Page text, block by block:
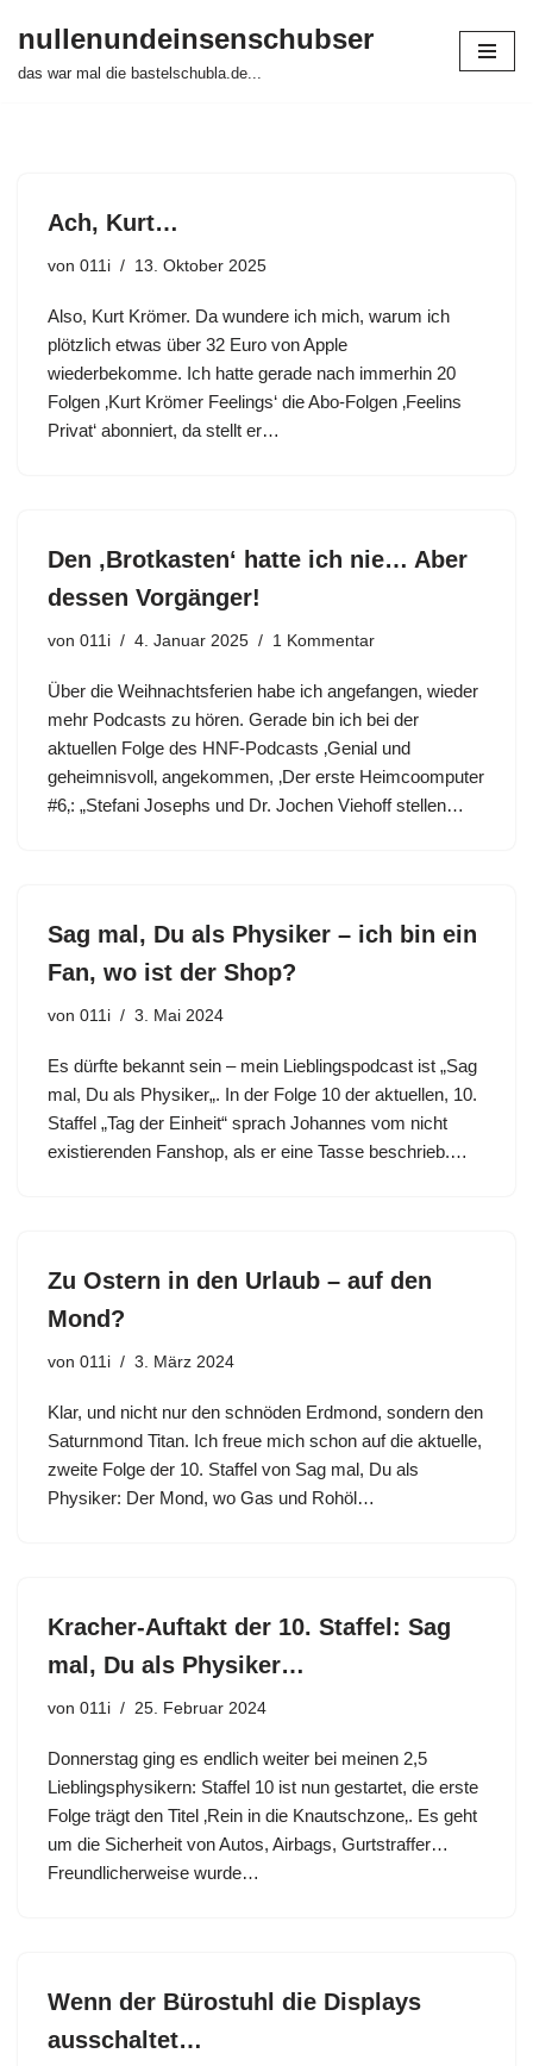
Zum
nullenundeinsenschubser
das war mal die bastelschubla.de...
Ach, Kurt…
von 011i 13. Oktober 2025
Also, Kurt Krömer. Da wundere ich mich, warum ich
plötzlich etwas über 32 Euro von Apple
wiederbekomme. Ich hatte gerade nach immerhin 20
Folgen ‚Kurt Krömer Feelings‘ die Abo-Folgen ‚Feelins
Privat‘ abonniert, da stellt er…
Den ‚Brotkasten‘ hatte ich nie… Aber
dessen Vorgänger!
von 011i 4. Januar 2025 1 Kommentar
Über die Weihnachtsferien habe ich angefangen, wieder
mehr Podcasts zu hören. Gerade bin ich bei der
aktuellen Folge des HNF-Podcasts ‚Genial und
geheimnisvoll‚ angekommen, ‚Der erste Heimcoomputer
#6‚: „Stefani Josephs und Dr. Jochen Viehoff stellen…
Sag mal, Du als Physiker – ich bin ein
Fan, wo ist der Shop?
von 011i 3. Mai 2024
Es dürfte bekannt sein – mein Lieblingspodcast ist „Sag
mal, Du als Physiker„. In der Folge 10 der aktuellen, 10.
Staffel „Tag der Einheit“ sprach Johannes vom nicht
existierenden Fanshop, als er eine Tasse beschrieb.…
Zu Ostern in den Urlaub – auf den
Mond?
von 011i 3. März 2024
Klar, und nicht nur den schnöden Erdmond, sondern den
Saturnmond Titan. Ich freue mich schon auf die aktuelle,
zweite Folge der 10. Staffel von Sag mal, Du als
Physiker: Der Mond, wo Gas und Rohöl…
Kracher-Auftakt der 10. Staffel: Sag
mal, Du als Physiker…
von 011i 25. Februar 2024
Donnerstag ging es endlich weiter bei meinen 2,5
Lieblingsphysikern: Staffel 10 ist nun gestartet, die erste
Folge trägt den Titel ‚Rein in die Knautschzone‚. Es geht
um die Sicherheit von Autos, Airbags, Gurtstraffer…
Freundlicherweise wurde…
Wenn der Bürostuhl die Displays
ausschaltet…